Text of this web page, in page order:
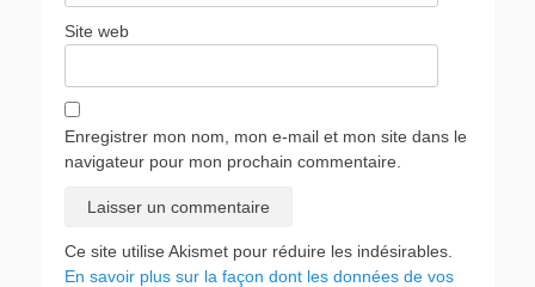
Site web
Enregistrer mon nom, mon e-mail et mon site dans le
navigateur pour mon prochain commentaire.
Ce site utilise Akismet pour réduire les indésirables.
En savoir plus sur la façon dont les données de vos